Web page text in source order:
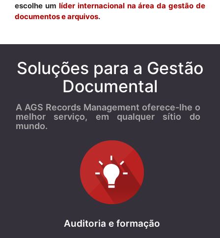
escolhe um líder internacional na área da gestão de
documentos e arquivos.
Soluções para a Gestão
Documental
A AGS Records Management oferece-lhe o
melhor serviço, em qualquer sítio do
mundo.
Auditoria e formação